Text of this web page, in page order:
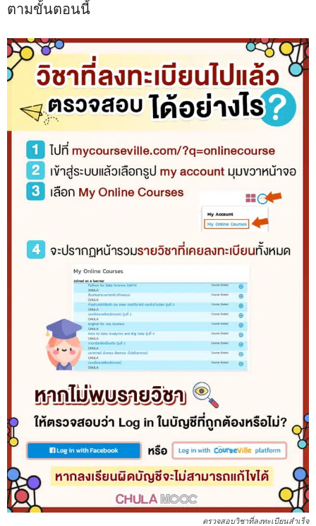
ตามขั้นตอนนี้
ตรวจสอบวิชาที่ลงทะเบียนสำเร็จ